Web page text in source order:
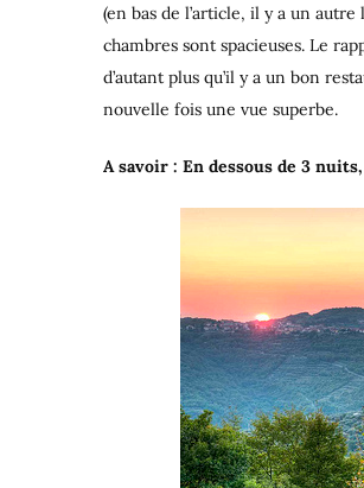
(en bas de l’article, il y a un
chambres sont spacieuses. Le
d’autant plus qu’il y a un bon
nouvelle fois une vue superbe.
A savoir : En dessous de 3